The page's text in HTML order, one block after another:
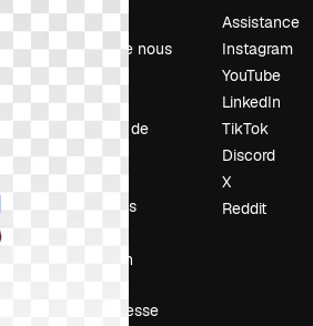
À propos de nous
Carrières
Tendances de
recherche
Événements
Vendre mon
Salle de presse
Assistance
Instagram
YouTube
LinkedIn
TikTok
Discord
X
Reddit